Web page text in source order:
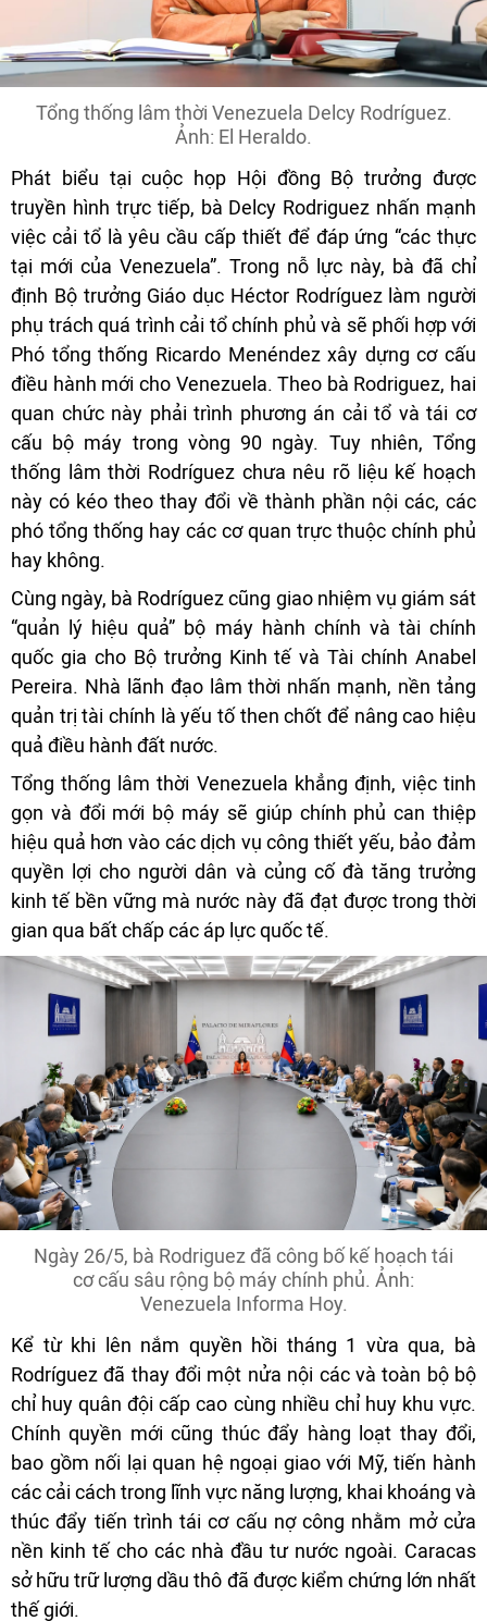
Tổng thống lâm thời Venezuela Delcy Rodríguez.
Ảnh: El Heraldo.
Phát biểu tại cuộc họp Hội đồng Bộ trưởng được
truyền hình trực tiếp, bà Delcy Rodriguez nhấn mạnh
việc cải tổ là yêu cầu cấp thiết để đáp ứng “các thực
tại mới của Venezuela”. Trong nỗ lực này, bà đã chỉ
định Bộ trưởng Giáo dục Héctor Rodríguez làm người
phụ trách quá trình cải tổ chính phủ và sẽ phối hợp với
Phó tổng thống Ricardo Menéndez xây dựng cơ cấu
điều hành mới cho Venezuela. Theo bà Rodriguez, hai
quan chức này phải trình phương án cải tổ và tái cơ
cấu bộ máy trong vòng 90 ngày. Tuy nhiên, Tổng
thống lâm thời Rodríguez chưa nêu rõ liệu kế hoạch
này có kéo theo thay đổi về thành phần nội các, các
phó tổng thống hay các cơ quan trực thuộc chính phủ
hay không.
Cùng ngày, bà Rodríguez cũng giao nhiệm vụ giám sát
“quản lý hiệu quả” bộ máy hành chính và tài chính
quốc gia cho Bộ trưởng Kinh tế và Tài chính Anabel
Pereira. Nhà lãnh đạo lâm thời nhấn mạnh, nền tảng
quản trị tài chính là yếu tố then chốt để nâng cao hiệu
quả điều hành đất nước.
Tổng thống lâm thời Venezuela khẳng định, việc tinh
gọn và đổi mới bộ máy sẽ giúp chính phủ can thiệp
hiệu quả hơn vào các dịch vụ công thiết yếu, bảo đảm
quyền lợi cho người dân và củng cố đà tăng trưởng
kinh tế bền vững mà nước này đã đạt được trong thời
gian qua bất chấp các áp lực quốc tế.
Ngày 26/5, bà Rodriguez đã công bố kế hoạch tái
cơ cấu sâu rộng bộ máy chính phủ. Ảnh:
Venezuela Informa Hoy.
Kể từ khi lên nắm quyền hồi tháng 1 vừa qua, bà
Rodríguez đã thay đổi một nửa nội các và toàn bộ bộ
chỉ huy quân đội cấp cao cùng nhiều chỉ huy khu vực.
Chính quyền mới cũng thúc đẩy hàng loạt thay đổi,
bao gồm nối lại quan hệ ngoại giao với Mỹ, tiến hành
các cải cách trong lĩnh vực năng lượng, khai khoáng và
thúc đẩy tiến trình tái cơ cấu nợ công nhằm mở cửa
nền kinh tế cho các nhà đầu tư nước ngoài. Caracas
sở hữu trữ lượng dầu thô đã được kiểm chứng lớn nhất
thế giới.